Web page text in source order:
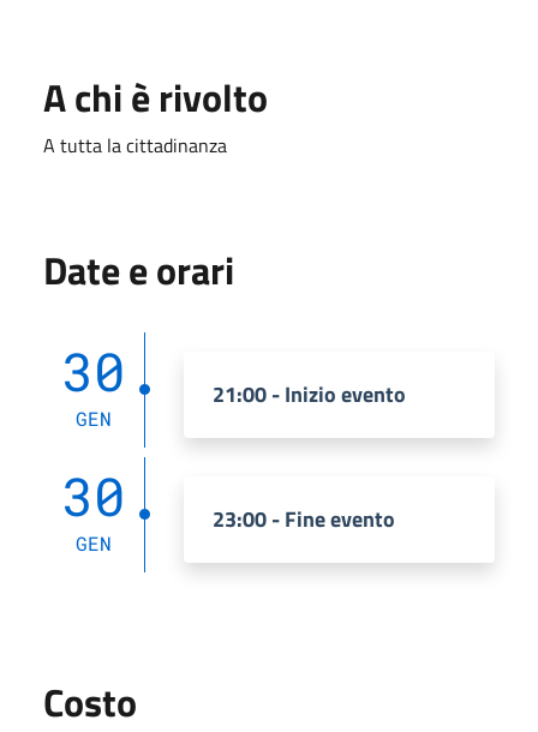
A chi è rivolto
A tutta la cittadinanza
Date e orari
30
GEN
21:00 - Inizio evento
30
GEN
23:00 - Fine evento
Costo